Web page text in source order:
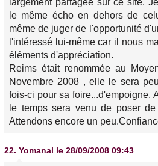
largement partagée sur ce site.
le même écho en dehors de
même de juger de l'opportunité
l'intéressé lui-même car il nous
éléments d'appréciation.
Reims était renommée au
Novembre 2008 , elle le sera
fois-ci pour sa foire...d'empoigne.
le temps sera venu de poser
Attendons encore un
22. Yomanal le 28/09/2008 09:43